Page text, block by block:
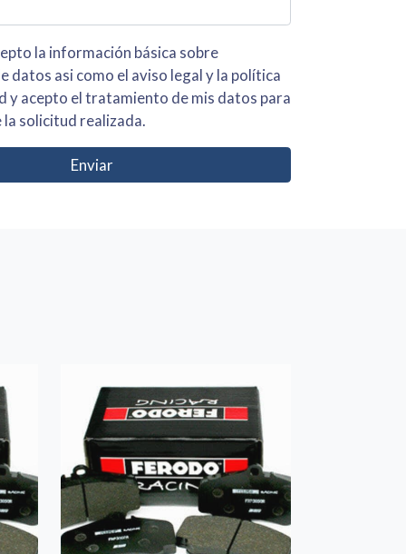
sobre
legal y la política
solicitud realizada.
Enviar